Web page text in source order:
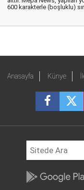
600 karakterle (boşluklu)
Anasayfa Künye